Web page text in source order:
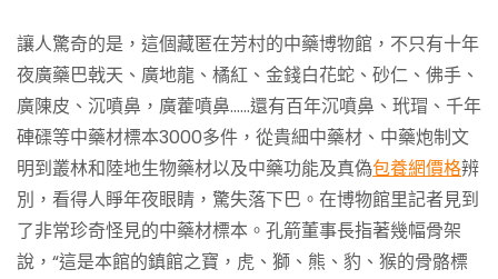
讓人驚奇的是，這個藏匿在芳村的中藥博物館，不只有十年
夜廣藥巴戟天、廣地龍、橘紅、金錢白花蛇、砂仁、佛手、
廣陳皮、沉噴鼻，廣藿噴鼻……還有百年沉噴鼻、玳瑁、千年
硨磲等中藥材標本3000多件，從貴細中藥材、中藥炮制文
明到叢林和陸地生物藥材以及中藥功能及真偽包養網價格辨
別，看得人睜年夜眼睛，驚失落下巴。在博物館里記者見到
了非常珍奇怪見的中藥材標本。孔箭董事長指著幾幅骨架
說，“這是本館的鎮館之寶，虎、獅、熊、豹、猴的骨骼標